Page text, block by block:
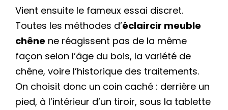
Vient ensuite le fameux essai discret.
Toutes les méthodes d’éclaircir meuble
chêne ne réagissent pas de la même
façon selon l’âge du bois, la variété de
chêne, voire l’historique des traitements.
On choisit donc un coin caché : derrière un
pied, à l’intérieur d’un tiroir, sous la tablette